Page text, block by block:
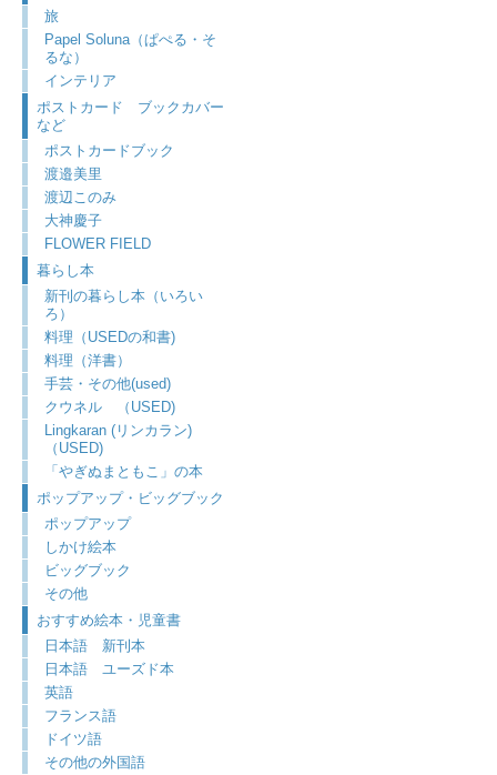
旅
Papel Soluna（ぱぺる・そ
るな）
インテリア
ポストカード ブックカバー
など
ポストカードブック
渡邉美里
渡辺このみ
大神慶子
FLOWER FIELD
暮らし本
新刊の暮らし本（いろい
ろ）
料理（USEDの和書)
料理（洋書）
手芸・その他(used)
クウネル （USED)
Lingkaran (リンカラン)
（USED)
「やぎぬまともこ」の本
ポップアップ・ビッグブック
ポップアップ
しかけ絵本
ビッグブック
その他
おすすめ絵本・児童書
日本語 新刊本
日本語 ユーズド本
英語
フランス語
ドイツ語
その他の外国語